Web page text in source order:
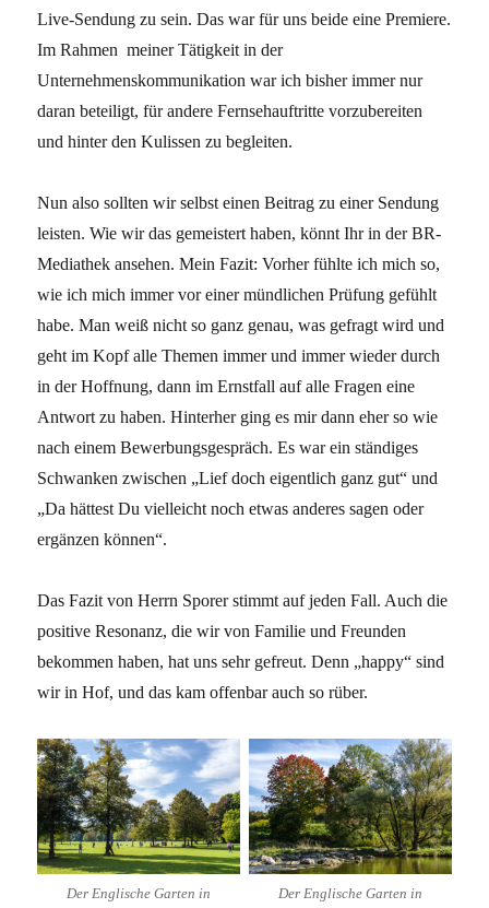
Live-Sendung zu sein. Das war für uns beide eine Premiere.
Im Rahmen meiner Tätigkeit in der
Unternehmenskommunikation war ich bisher immer nur
daran beteiligt, für andere Fernsehauftritte vorzubereiten
und hinter den Kulissen zu begleiten.
Nun also sollten wir selbst einen Beitrag zu einer Sendung
leisten. Wie wir das gemeistert haben, könnt Ihr in der BR-
Mediathek ansehen. Mein Fazit: Vorher fühlte ich mich so,
wie ich mich immer vor einer mündlichen Prüfung gefühlt
habe. Man weiß nicht so ganz genau, was gefragt wird und
geht im Kopf alle Themen immer und immer wieder durch
in der Hoffnung, dann im Ernstfall auf alle Fragen eine
Antwort zu haben. Hinterher ging es mir dann eher so wie
nach einem Bewerbungsgespräch. Es war ein ständiges
Schwanken zwischen „Lief doch eigentlich ganz gut“ und
„Da hättest Du vielleicht noch etwas anderes sagen oder
ergänzen können“.
Das Fazit von Herrn Sporer stimmt auf jeden Fall. Auch die
positive Resonanz, die wir von Familie und Freunden
bekommen haben, hat uns sehr gefreut. Denn „happy“ sind
wir in Hof, und das kam offenbar auch so rüber.
Der Englische Garten in
Der Englische Garten in